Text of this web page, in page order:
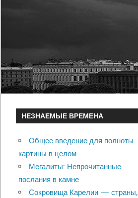
НЕЗНАЕМЫЕ ВРЕМЕНА
Общее введение для полноты
картины в целом
Мегалиты: Непрочитанные
послания в камне
Сокровища Карелии — страны,